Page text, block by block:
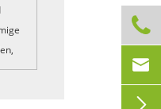

